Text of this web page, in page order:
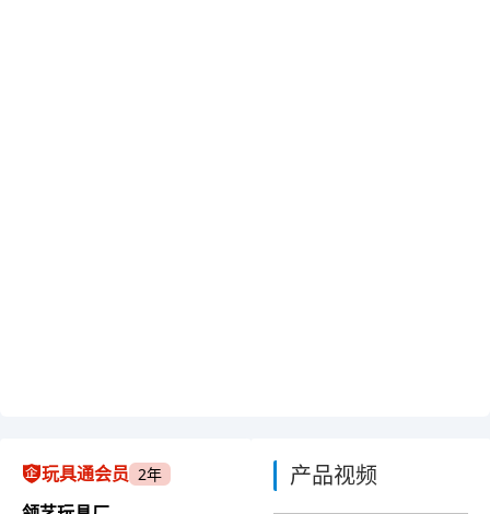
玩具通会员 2年 产品视频